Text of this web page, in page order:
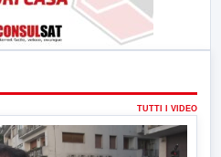
TUTTI I VIDEO